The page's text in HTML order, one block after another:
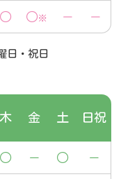
日・祝日
○ ○※ － －
木 金 土 日祝
○ － ○ －